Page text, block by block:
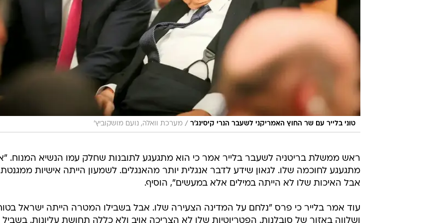
טוני בלייר עם שר החוץ האמריקני לשעבר הנרי קיסינג'ר / מערכת וואלה, נועם מושקוביץ'
ראש ממשלת בריטניה לשעבר בלייר אמר כי הוא מתגעגע לתובנות שחלק עמו הנשיא המנוח.
מתגעגע לחוכמה שלו. לגאון שידע לדבר אנגלית יותר מהאנגלים. לשמעון הייתה אישיות ממגנטת
אבל האיכות שלו לא הייתה במילים אלא במעשים", הוסיף.
עוד אמר בלייר כי פרס "נלחם על המדינה הצעירה שלו. אבל בשבילו המטרה הייתה ישראל
ושלווה באזור של סובלנות. הפטריוטיות שלו לא הצריכה אויב ולא כללה תחושת עליונות. בשביל